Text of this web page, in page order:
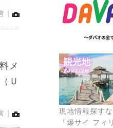
メ
Ｕ
現地情報探す
「爆サイ フィ